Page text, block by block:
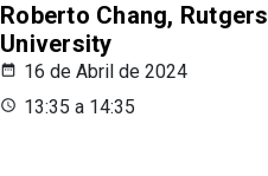
Roberto Chang, Rutgers
University
16 de Abril de 2024
13:35 a 14:35